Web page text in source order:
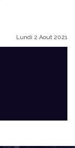
Lundi 2 Aout 2021